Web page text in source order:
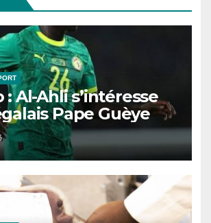
: Al-Ahli s’intéresse
Pape Guèye